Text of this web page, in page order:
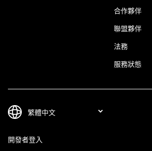
合作夥伴
聯盟夥伴
法務
服務狀態
開發者登入